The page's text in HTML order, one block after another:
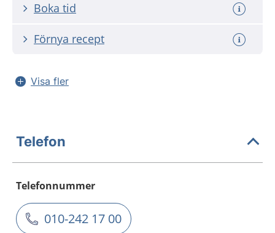
Boka tid
Förnya recept
Visa fler
Telefon
Telefonnummer
010-242 17 00